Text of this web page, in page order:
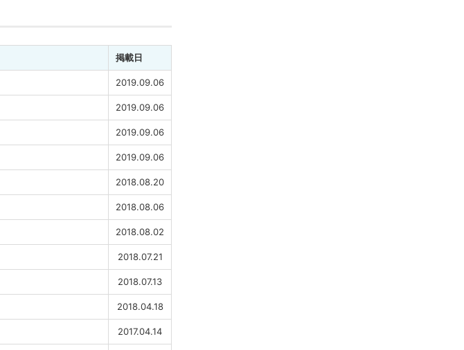
掲載日
2019.09.06
2019.09.06
2019.09.06
2019.09.06
2018.08.20
2018.08.06
2018.08.02
2018.07.21
2018.07.13
2018.04.18
2017.04.14